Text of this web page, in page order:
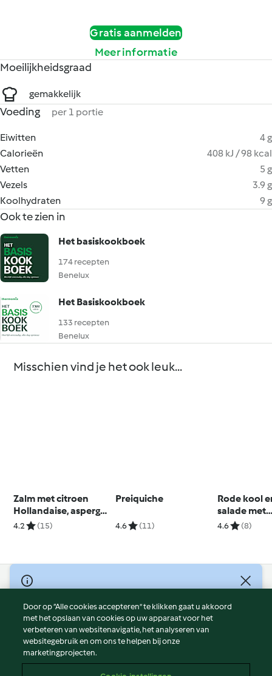
Gratis aanmelden
Meer informatie
Moeilijkheidsgraad
gemakkelijk
Voeding per 1 portie
Eiwitten
4 g
Calorieën
408 kJ / 98 kcal
Vetten
5 g
Vezels
3.9 g
Koolhydraten
9 g
Ook te zien in
Het basiskookboek
174 recepten
Benelux
Het Basiskookboek
133 recepten
Benelux
Misschien vind je het ook leuk...
Zalm met citroen
Hollandaise, asperges
en rijst
4.2 (15)
Preiquiche
4.6 (11)
Rode kool
salade met
knapperige
4.6 (8)
© Copyright 2026
Gebruiksvoorwaarden
Privacybeleid
Disclaimer
Colofon
Door op “Alle cookies accepteren” te klikken gaat u akkoord
met het opslaan van cookies op uw apparaat voor het
verbeteren van websitenavigatie, het analyseren van
websitegebruik en om ons te helpen bij onze
marketingprojecten.